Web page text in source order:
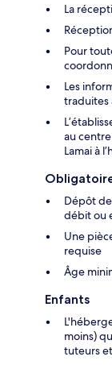
La
Pour
Les
traduites
au
Lamai à
Dépôt
débit ou
Une
requise
Âge
Enfants
moins)
tuteurs